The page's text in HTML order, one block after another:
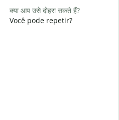
क्या आप उसे दोहरा सकते हैं?
Você pode repetir?